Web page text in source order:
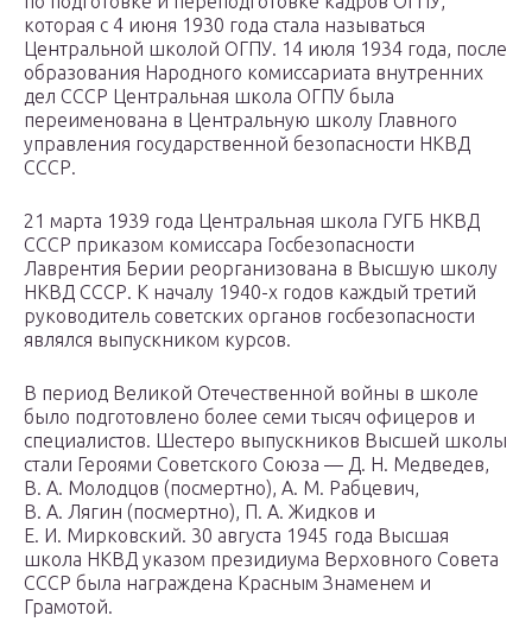
которая с 4 июня 1930 года стала называться
Центральной школой ОГПУ. 14 июля 1934 года, после
образования Народного комиссариата внутренних
дел СССР Центральная школа ОГПУ была
переименована в Центральную школу Главного
управления государственной безопасности НКВД
СССР.
21 марта 1939 года Центральная школа ГУГБ НКВД
СССР приказом комиссара Госбезопасности
Лаврентия Берии реорганизована в Высшую школу
НКВД СССР. К началу 1940-х годов каждый третий
руководитель советских органов госбезопасности
являлся выпускником курсов.
В период Великой Отечественной войны в школе
было подготовлено более семи тысяч офицеров и
специалистов. Шестеро выпускников Высшей школы
стали Героями Советского Союза — Д. Н. Медведев,
В. А. Молодцов (посмертно), A. M. Рабцевич,
В. А. Лягин (посмертно), П. А. Жидков и
Е. И. Мирковский. 30 августа 1945 года Высшая
школа НКВД указом президиума Верховного Совета
СССР была награждена Красным Знаменем и
Грамотой.